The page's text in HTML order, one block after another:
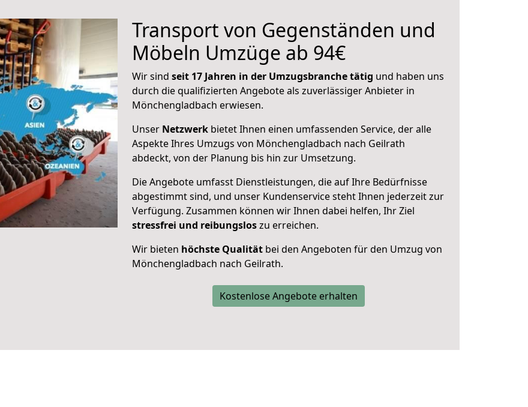
Transport von Gegenständen und
Möbeln Umzüge ab 94€
Wir sind seit 17 Jahren in der Umzugsbranche tätig und haben uns
durch die qualifizierten Angebote als zuverlässiger Anbieter in
Mönchengladbach erwiesen.
Unser Netzwerk bietet Ihnen einen umfassenden Service, der alle
Aspekte Ihres Umzugs von Mönchengladbach nach Geilrath
abdeckt, von der Planung bis hin zur Umsetzung.
Die Angebote umfasst Dienstleistungen, die auf Ihre Bedürfnisse
abgestimmt sind, und unser Kundenservice steht Ihnen jederzeit zur
Verfügung. Zusammen können wir Ihnen dabei helfen, Ihr Ziel
stressfrei und reibungsloszu erreichen.
Wir bieten höchste Qualität bei den Angeboten für den Umzug von
Mönchengladbach nach Geilrath.
Kostenlose Angebote erhalten